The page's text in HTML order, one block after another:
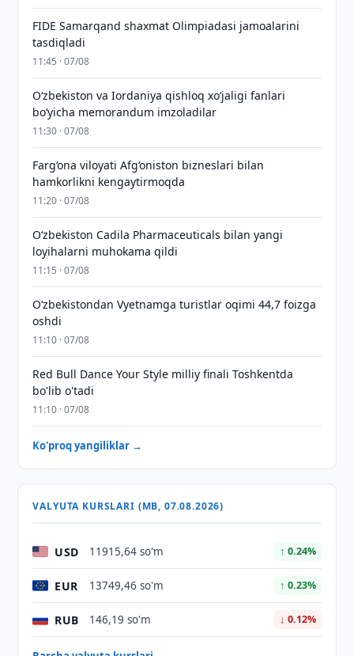
FIDE Samarqand shaxmat Olimpiadasi jamoalarini
tasdiqladi
11:45 · 07/08
Oʻzbekiston va Iordaniya qishloq xoʻjaligi fanlari
boʻyicha memorandum imzoladilar
11:30 · 07/08
Farg‘ona viloyati Afg‘oniston bizneslari bilan
hamkorlikni kengaytirmoqda
11:20 · 07/08
Oʻzbekiston Cadila Pharmaceuticals bilan yangi
loyihalarni muhokama qildi
11:15 · 07/08
O‘zbekistondan Vyetnamga turistlar oqimi 44,7 foizga
oshdi
11:10 · 07/08
Red Bull Dance Your Style milliy finali Toshkentda
bo'lib o'tadi
11:10 · 07/08
Ko'proq yangiliklar →
VALYUTA KURSLARI (MB, 07.08.2026)
USD 11915,64 so'm ↑ 0.24%
EUR 13749,46 so'm ↑ 0.23%
RUB 146,19 so'm ↓ 0.12%